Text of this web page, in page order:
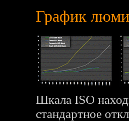
График
Шкала ISO
стандартное